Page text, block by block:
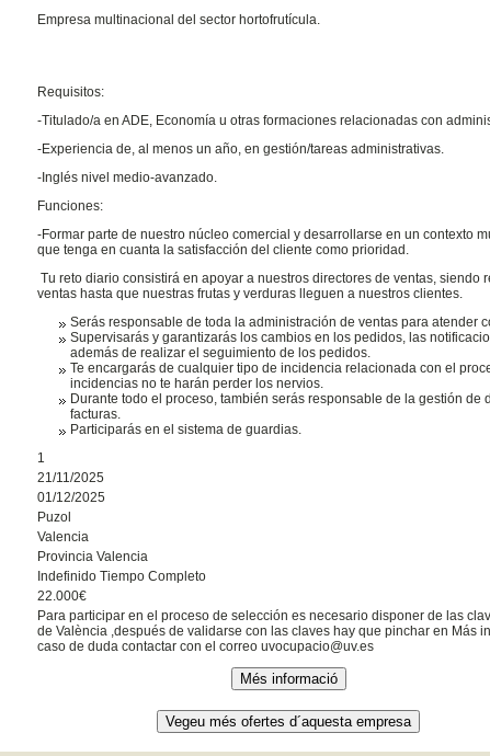
Empresa multinacional del sector hortofrutícula.
Requisitos:
-Titulado/a en ADE, Economía u otras formaciones relacionadas con
-Experiencia de, al menos un año, en gestión/tareas administrativas.
-Inglés nivel medio-avanzado.
Funciones:
-Formar parte de nuestro núcleo comercial y desarrollarse en un contexto
que tenga en cuanta la satisfacción del cliente como prioridad.
Tu reto diario consistirá en apoyar a nuestros directores de ventas, siendo
ventas hasta que nuestras frutas y verduras lleguen a nuestros clientes.
Serás responsable de toda la administración de ventas para atender
Supervisarás y garantizarás los cambios en los pedidos, las
además de realizar el seguimiento de los pedidos.
Te encargarás de cualquier tipo de incidencia relacionada con el
incidencias no te harán perder los nervios.
Durante todo el proceso, también serás responsable de la gestión de
facturas.
Participarás en el sistema de guardias.
1
21/11/2025
01/12/2025
Puzol
Valencia
Provincia Valencia
Indefinido Tiempo Completo
22.000€
Para participar en el proceso de selección es necesario disponer de las
de València ,después de validarse con las claves hay que pinchar en Más
caso de duda contactar con el correo uvocupacio@uv.es